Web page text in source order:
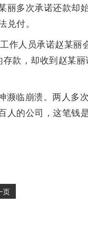
丽多次承诺还款却
付。
作人员承诺赵某丽
款，却收到赵某
临崩溃。两人多次
人的公司，这笔钱
页